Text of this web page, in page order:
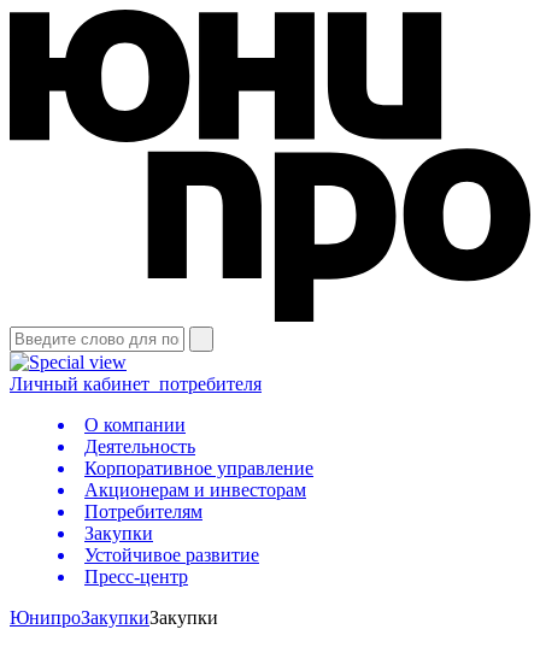
Личный кабинет потребителя
О компании
Деятельность
Корпоративное управление
Акционерам и инвесторам
Потребителям
Закупки
Устойчивое развитие
Пресс-центр
ЮнипроЗакупкиЗакупки